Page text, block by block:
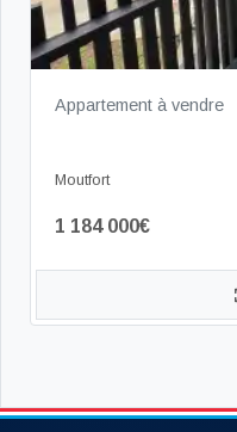
Appartement à vendre
Moutfort
1 184 000€